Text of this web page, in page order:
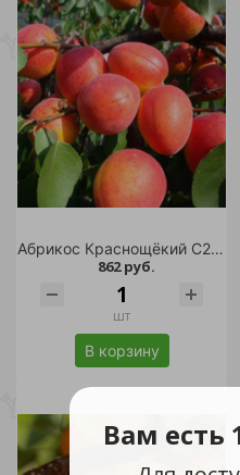
Вам есть
Абрикос Краснощёкий C2 1шт
862 руб.
шт
В корзину